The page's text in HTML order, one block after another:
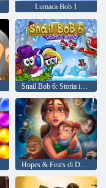
Lumaca Bob 1
Snail Bob 6: Storia invernale